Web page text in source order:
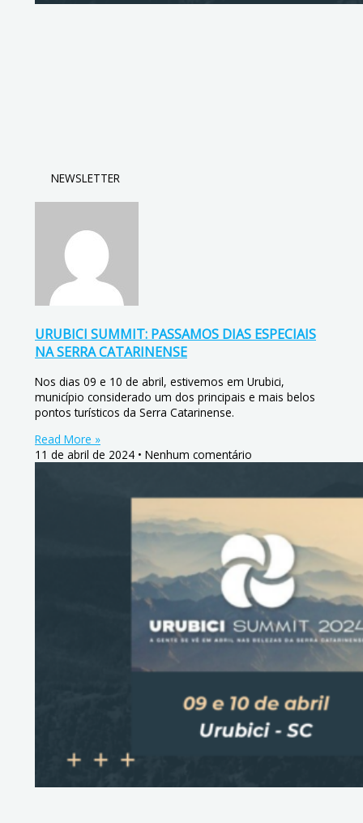
NEWSLETTER
URUBICI SUMMIT: PASSAMOS DIAS ESPECIAIS
NA SERRA CATARINENSE
Nos dias 09 e 10 de abril, estivemos em Urubici,
município considerado um dos principais e mais belos
pontos turísticos da Serra Catarinense.
Read More »
11 de abril de 2024
Nenhum comentário